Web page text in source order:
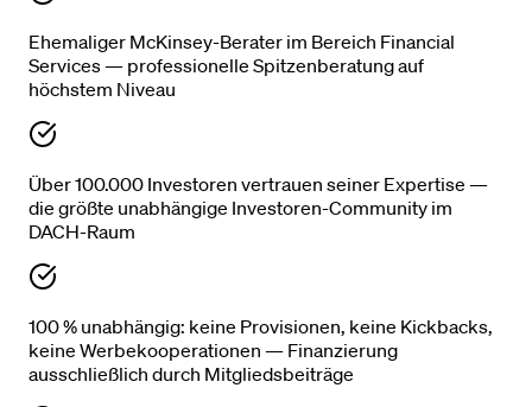
Ehemaliger McKinsey-Berater im Bereich Financial
Services — professionelle Spitzenberatung auf
höchstem Niveau
Über 100.000 Investoren vertrauen seiner Expertise —
die größte unabhängige Investoren-Community im
DACH-Raum
100 % unabhängig: keine Provisionen, keine Kickbacks,
keine Werbekooperationen — Finanzierung
ausschließlich durch Mitgliedsbeiträge